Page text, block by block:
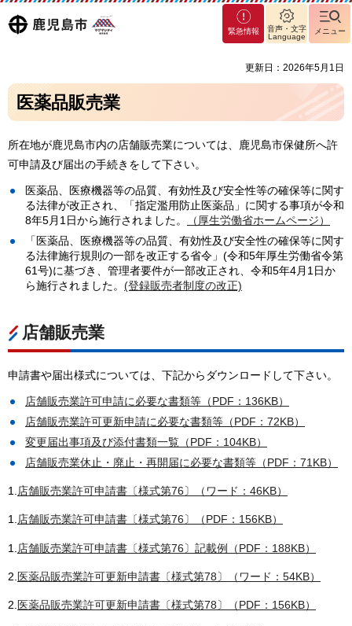
鹿児島
マグ
マシ
緊急情報
音声・文字
Language
メニュー
更新日：2026年5月1日
医薬品販売業
所在地が鹿児島市内の店舗販売業については、鹿児島市保健所へ許
可申請及び届出の手続きをして下さい。
医薬品、医療機器等の品質、有効性及び安全性等の確保等に関す
る法律が改正され、「指定濫用防止医薬品」に関する事項が令和
8年5月1日から施行されました。
（厚生労働省ホームページ）
「医薬品、医療機器等の品質、有効性及び安全性の確保等に関す
る法律施行規則の一部を改正する省令」(令和5年厚生労働省令第
61号)に基づき、管理者要件が一部改正され、令和5年4月1日か
ら施行されました。 (登録販売者制度の改正)
店舗販売業
申請書や届出様式については、下記からダウンロードして下さい。
店舗販売業許可申請に必要な書類等（PDF：136KB）
店舗販売業許可更新申請に必要な書類等（PDF：72KB）
変更届出事項及び添付書類一覧（PDF：104KB）
店舗販売業休止・廃止・再開届に必要な書類等（PDF：71KB）
1.店舗販売業許可申請書〔様式第76〕（ワード：46KB）
1.店舗販売業許可申請書〔様式第76〕（PDF：156KB）
1. 店舗販売業許可申請書〔様式第76〕記載例（PDF：188KB）
2. 医薬品販売業許可更新申請書〔様式第78〕（ワード：54KB）
2. 医薬品販売業許可更新申請書〔様式第78〕（PDF：156KB）